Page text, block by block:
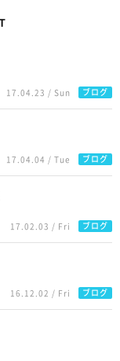
17.04.23 / Sun ブログ
17.04.04 / Tue ブログ
17.02.03 / Fri ブログ
16.12.02 / Fri ブログ